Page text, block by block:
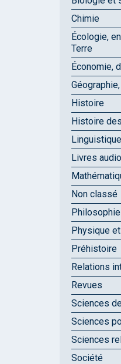
Chimie
Écologie,
Terre
Économie,
Histoire
Histoire
Linguistique
Livres audio
Non classé
Physique
Préhistoire
Relations
Revues
Sciences
Sciences
Sciences
Société